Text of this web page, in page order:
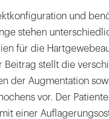
und
stehen
für die
Beitrag stellt die
der Augmentation
vor. Der
einer